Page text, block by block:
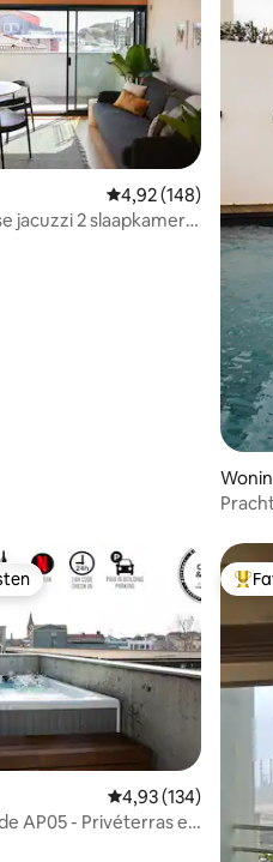
5 op 5, 23 recensies
Gemiddelde
4,92 (148)
jacuzzi 2 slaapkamers,
op 5, 15 recensies
Gemiddelde
4,93 (134)
AP05 - Privéterras en